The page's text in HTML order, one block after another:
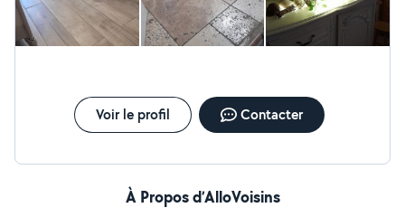
Voir le profil Contacter
À Propos d’AlloVoisins